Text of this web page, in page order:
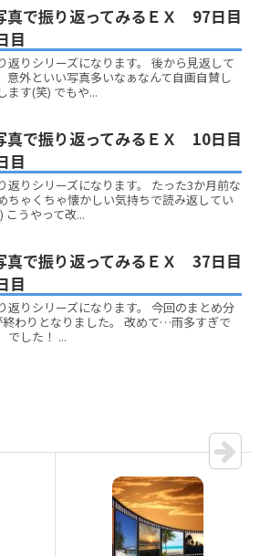
真で振り返ってみるＥＸ 97日目
目
返りシリーズになります。 後から見返して
意外といい写真多いなぁなんて自画自賛し
ます(笑) でもや...
真で振り返ってみるＥＸ 10日目
目
返りシリーズになります。 たった3か月前な
ちゃくちゃ懐かしい気持ちで読み返してい
こうやって改...
真で振り返ってみるＥＸ 37日目
目
返りシリーズになります。 今回のまとめ分
終わりとなりました。 改めて…雨多すぎで
した！ ...